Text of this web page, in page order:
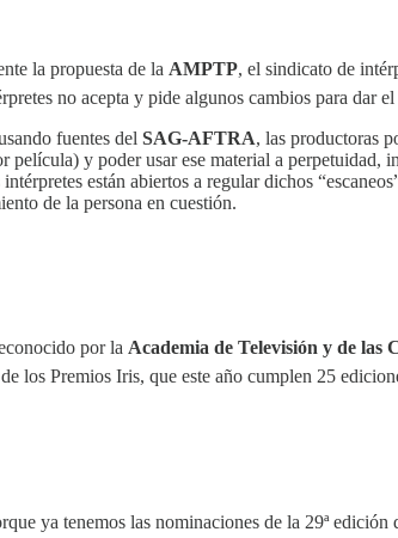
la propuesta de la AMPTP, el sindicato de
no acepta y pide algunos cambios para dar
fuentes del SAG-AFTRA, las productoras
película) y poder usar ese material a
están abiertos a regular dichos
de la persona en cuestión.
por la Academia de Televisión y de las
los Premios Iris, que este año cumplen 25
ya tenemos las nominaciones de la 29ª edición